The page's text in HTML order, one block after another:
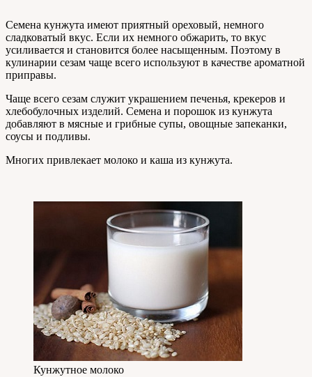
Семена кунжута имеют приятный ореховый, немного
сладковатый вкус. Если их немного обжарить, то вкус
усиливается и становится более насыщенным. Поэтому в
кулинарии сезам чаще всего используют в качестве ароматной
приправы.
Чаще всего сезам служит украшением печенья, крекеров и
хлебобулочных изделий. Семена и порошок из кунжута
добавляют в мясные и грибные супы, овощные запеканки,
соусы и подливы.
Многих привлекает молоко и каша из кунжута.
Кунжутное молоко